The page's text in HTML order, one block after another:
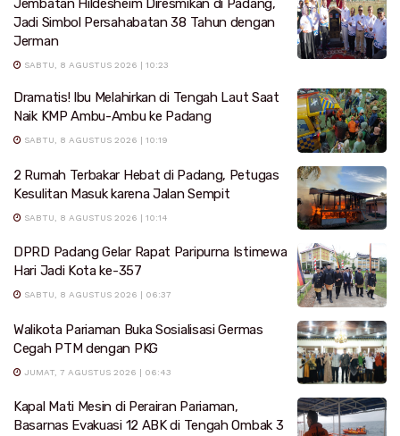
Jembatan Hildesheim Diresmikan di Padang,
Jadi Simbol Persahabatan 38 Tahun dengan
Jerman
SABTU, 8 AGUSTUS 2026 | 10:23
Dramatis! Ibu Melahirkan di Tengah Laut Saat
Naik KMP Ambu-Ambu ke Padang
SABTU, 8 AGUSTUS 2026 | 10:19
2 Rumah Terbakar Hebat di Padang, Petugas
Kesulitan Masuk karena Jalan Sempit
SABTU, 8 AGUSTUS 2026 | 10:14
DPRD Padang Gelar Rapat Paripurna Istimewa
Hari Jadi Kota ke-357
SABTU, 8 AGUSTUS 2026 | 06:37
Walikota Pariaman Buka Sosialisasi Germas
Cegah PTM dengan PKG
JUMAT, 7 AGUSTUS 2026 | 06:43
Kapal Mati Mesin di Perairan Pariaman,
Basarnas Evakuasi 12 ABK di Tengah Ombak 3